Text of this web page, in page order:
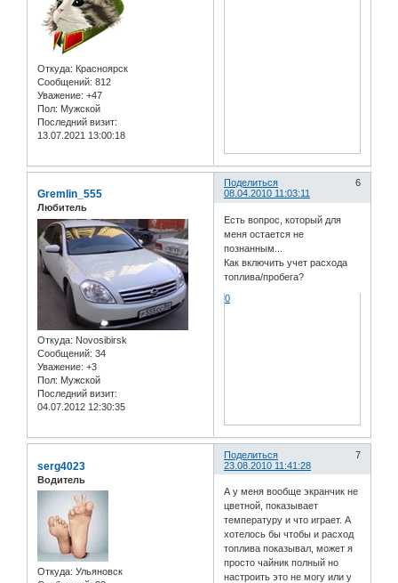
Откуда: Красноярск
Сообщений: 812
Уважение: +47
Пол: Мужской
Последний визит:
13.07.2021 13:00:18
Поделиться
6
08.04.2010 11:03:11
Gremlin_555
Любитель
Откуда: Novosibirsk
Сообщений: 34
Уважение: +3
Пол: Мужской
Последний визит:
04.07.2012 12:30:35
Есть вопрос, который для
меня остается не
познанным...
Как включить учет расхода
топлива/пробега?
0
Поделиться
7
23.08.2010 11:41:28
serg4023
Водитель
Откуда: Ульяновск
А у меня вообще экранчик не
цветной, показывает
температуру и что играет. А
хотелось бы чтобы и расход
топлива показывал, может я
просто чайник полный но
настроить это не могу или у